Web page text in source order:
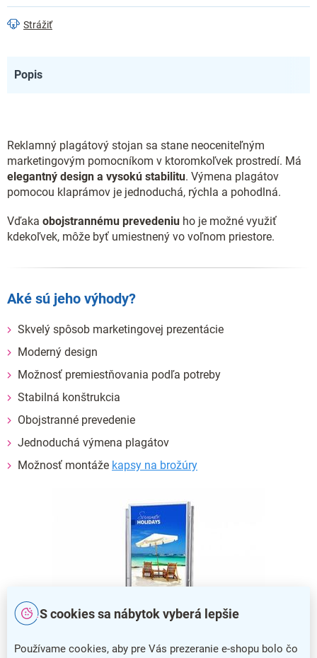
S cookies sa nábytok vyberá lepšie
Používame cookies, aby pre Vás prezeranie e-shopu bolo čo
Strážiť
Popis
Reklamný plagátový stojan sa stane neoceniteľným
marketingovým pomocníkom v ktoromkoľvek prostredí. Má
elegantný design a vysokú stabilitu. Výmena plagátov
pomocou klaprámov je jednoduchá, rýchla a pohodlná.
Vďaka obojstrannému prevedeniu ho je možné využiť
kdekoľvek, môže byť umiestnený vo voľnom priestore.
Aké sú jeho výhody?
Skvelý spôsob marketingovej prezentácie
Moderný design
Možnosť premiestňovania podľa potreby
Stabilná konštrukcia
Obojstranné prevedenie
Jednoduchá výmena plagátov
Možnosť montáže kapsy na brožúry